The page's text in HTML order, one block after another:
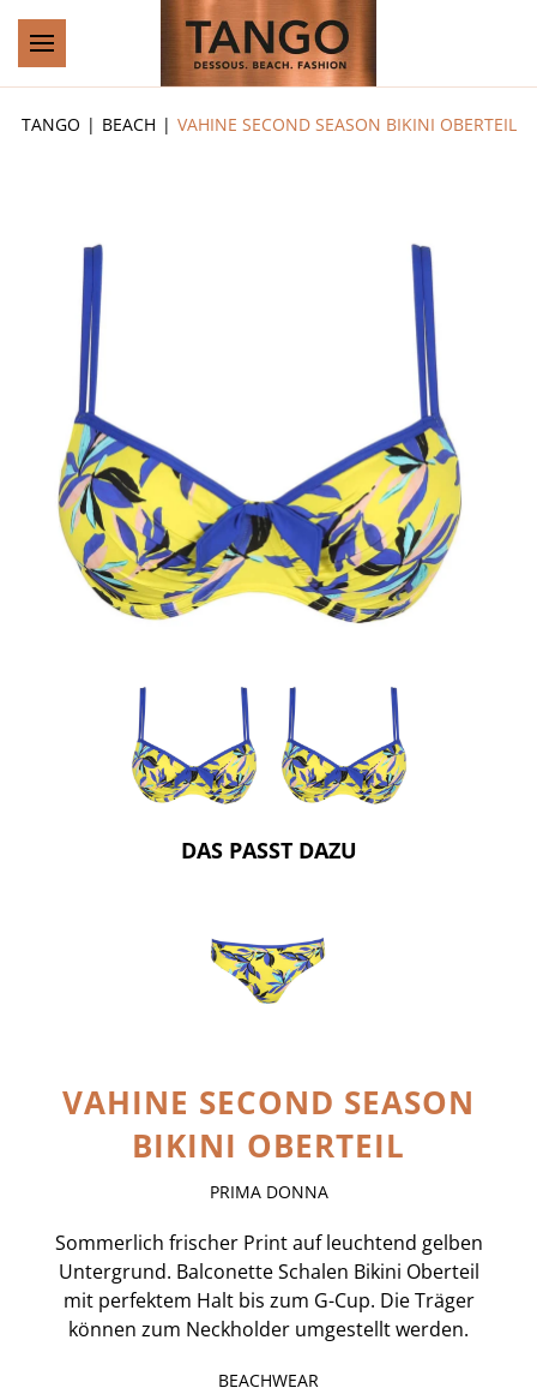
Zum Hauptinhalt springen
TANGO BEACH VAHINE SECOND SEASON BIKINI OBERTEIL
DAS PASST DAZU
VAHINE SECOND SEASON
BIKINI OBERTEIL
PRIMA DONNA
Sommerlich frischer Print auf leuchtend gelben
Untergrund. Balconette Schalen Bikini Oberteil
mit perfektem Halt bis zum G-Cup. Die Träger
können zum Neckholder umgestellt werden.
BEACHWEAR